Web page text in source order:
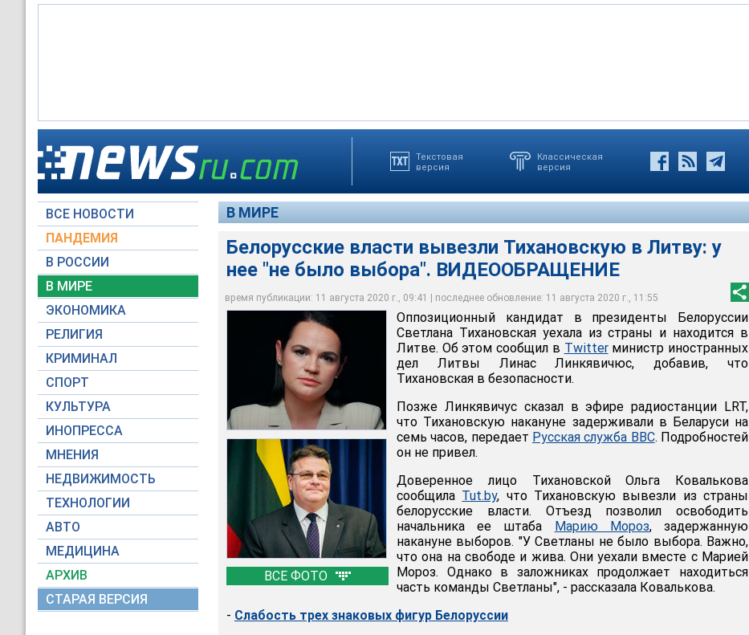
Текстовая
версия
Классическая
версия
ВСЕ НОВОСТИ
ПАНДЕМИЯ
В РОССИИ
В МИРЕ
ЭКОНОМИКА
РЕЛИГИЯ
КРИМИНАЛ
СПОРТ
КУЛЬТУРА
ИНОПРЕССА
МНЕНИЯ
НЕДВИЖИМОСТЬ
ТЕХНОЛОГИИ
АВТО
МЕДИЦИНА
АРХИВ
СТАРАЯ ВЕРСИЯ
В МИРЕ
Белорусские власти вывезли Тихановскую в Литву: у
нее "не было выбора". ВИДЕООБРАЩЕНИЕ
время публикации: 11 августа 2020 г., 09:41 | последнее обновление: 11 августа 2020 г., 11:55
ВСЕ ФОТО
Светлана Тихановская уехала в Латвию
Страна для жизни / Youtube.com
Светлана Тихановская уехала из страны и находится в Литве. Об этом сообщил в
Twitter министр иностранных дел Литвы Линас Линкявичюс, добавив, что
Тихановская в безопасности
Министерство иностранных дел Литовской Республики
Согласно обновленным предварительным итогам выборов президента Беларуси,
Александр Лукашенко получил 80,08% голосов, Светлана Тихановская - 10,09%,
против всех проголосовали 4,6% избирателей. Штаб Тихановской результаты не
признал
Homoatrox / wikimedia.org
Оппозиционный кандидат в президенты Белоруссии
Светлана Тихановская уехала из страны и находится в
Литве. Об этом сообщил в Twitterминистр иностранных
дел Литвы Линас Линкявичюс, добавив, что
Тихановская в безопасности.
Позже Линкявичус сказал в эфире радиостанции LRT,
что Тихановскую накануне задерживали в Беларуси на
семь часов, передает Русская служба BBC. Подробностей
он не привел.
Доверенное лицо Тихановской Ольга Ковалькова
сообщила Tut.by, что Тихановскую вывезли из страны
белорусские власти. Отъезд позволил освободить
начальника ее штаба Марию Мороз, задержанную
накануне выборов. "У Светланы не было выбора. Важно,
что она на свободе и жива. Они уехали вместе с Марией
Мороз. Однако в заложниках продолжает находиться
часть команды Светланы", - рассказала Ковалькова.
- Слабость трех знаковых фигур Белоруссии